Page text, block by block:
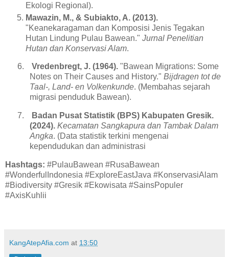
Ekologi Regional).
Mawazin, M., & Subiakto, A. (2013).
"Keanekaragaman dan Komposisi Jenis Tegakan
Hutan Lindung Pulau Bawean." Jurnal Penelitian
Hutan dan Konservasi Alam.
6. Vredenbregt, J. (1964). "Bawean Migrations: Some
Notes on Their Causes and History." Bijdragen tot de
Taal-, Land- en Volkenkunde. (Membahas sejarah
migrasi penduduk Bawean).
7.
Badan Pusat Statistik (BPS) Kabupaten Gresik.
(2024). Kecamatan Sangkapura dan Tambak Dalam
Angka. (Data statistik terkini mengenai
kependudukan dan administrasi
Hashtags: #PulauBawean #RusaBawean
#WonderfulIndonesia #ExploreEastJava #KonservasiAlam
#Biodiversity #Gresik #Ekowisata #SainsPopuler
#AxisKuhlii
KangAtepAfia.com at 13:50